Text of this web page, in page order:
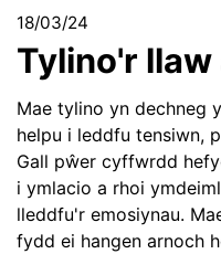
18/03/24
Tylino'r
Mae tylino yn dechneg
helpu i leddfu tensiwn,
Gall pŵer cyffwrdd
i ymlacio a rhoi
lleddfu'r emosiynau.
fydd ei hangen arnoch